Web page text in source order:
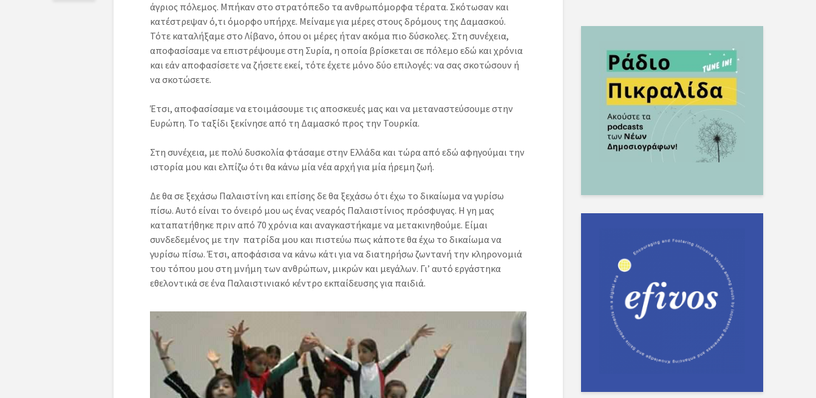
άγριος πόλεμος. Μπήκαν στο στρατόπεδο τα ανθρωπόμορφα τέρατα. Σκότωσαν και
κατέστρεψαν ό,τι όμορφο υπήρχε. Μείναμε για μέρες στους δρόμους της Δαμασκού.
Τότε καταλήξαμε στο Λίβανο, όπου οι μέρες ήταν ακόμα πιο δύσκολες. Στη συνέχεια,
αποφασίσαμε να επιστρέψουμε στη Συρία, η οποία βρίσκεται σε πόλεμο εδώ και χρόνια
και εάν αποφασίσετε να ζήσετε εκεί, τότε έχετε μόνο δύο επιλογές: να σας σκοτώσουν ή
να σκοτώσετε.
Έτσι, αποφασίσαμε να ετοιμάσουμε τις αποσκευές μας και να μεταναστεύσουμε στην
Ευρώπη. Το ταξίδι ξεκίνησε από τη Δαμασκό προς την Τουρκία.
Στη συνέχεια, με πολύ δυσκολία φτάσαμε στην Ελλάδα και τώρα από εδώ αφηγούμαι την
ιστορία μου και ελπίζω ότι θα κάνω μία νέα αρχή για μία ήρεμη ζωή.
Δε θα σε ξεχάσω Παλαιστίνη και επίσης δε θα ξεχάσω ότι έχω το δικαίωμα να γυρίσω
πίσω. Αυτό είναι το όνειρό μου ως ένας νεαρός Παλαιστίνιος πρόσφυγας. Η γη μας
καταπατήθηκε πριν από 70 χρόνια και αναγκαστήκαμε να μετακινηθούμε. Είμαι
συνδεδεμένος με την πατρίδα μου και πιστεύω πως κάποτε θα έχω το δικαίωμα να
γυρίσω πίσω. Έτσι, αποφάσισα να κάνω κάτι για να διατηρήσω ζωντανή την κληρονομιά
του τόπου μου στη μνήμη των ανθρώπων, μικρών και μεγάλων. Γι’ αυτό εργάστηκα
εθελοντικά σε ένα Παλαιστινιακό κέντρο εκπαίδευσης για παιδιά.